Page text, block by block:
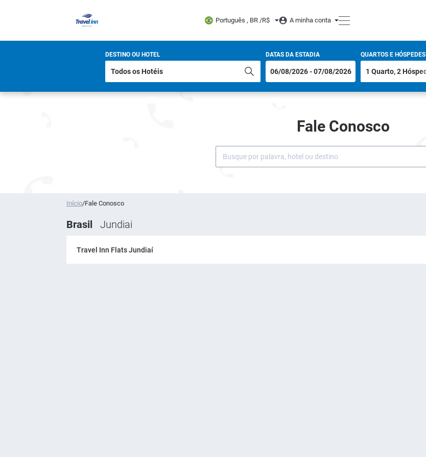
Português , BR /R$ A minha conta
DESTINO OU HOTEL DATAS DA ESTADIA QUARTOS E HÓSPEDES
Fale Conosco
Início/Fale Conosco
Brasil Jundiai
Travel Inn Flats Jundiaí